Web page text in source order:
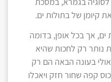
קיומן של בתולות ים.
אך בכל אופן, בדומה
נותר רק לחכות שהיא
בעונה הבאה הם רק
קפה שחור חזק ויאכלו